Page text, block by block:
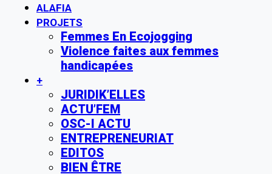
ALAFIA
PROJETS
Femmes En Ecojogging
Violence faites aux femmes
handicapées
+
JURIDIK’ELLES
ACTU’FEM
OSC-I ACTU
ENTREPRENEURIAT
EDITOS
BIEN ÊTRE